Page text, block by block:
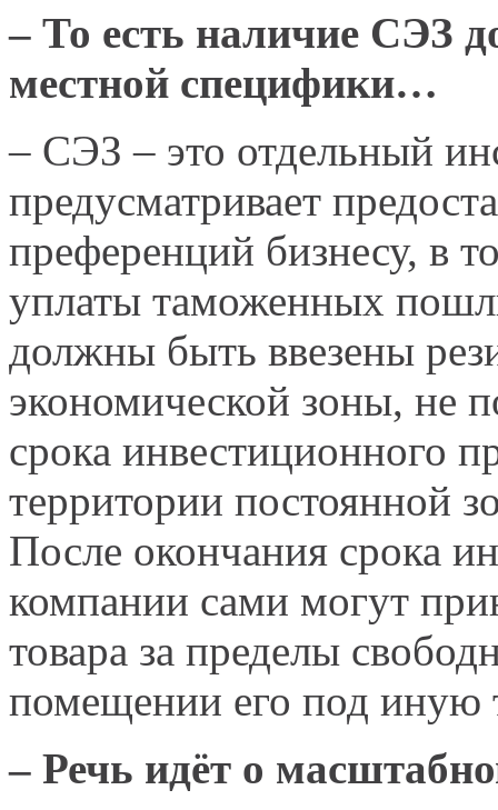
– То есть наличие СЭЗ
местной специфики…
– СЭЗ – это отдельный
предусматривает
преференций бизнесу, в
уплаты таможенных
должны быть ввезены
экономической зоны, не
срока инвестиционного
территории постоянной
После окончания срока
компании сами могут
товара за пределы
помещении его под иную
– Речь идёт о